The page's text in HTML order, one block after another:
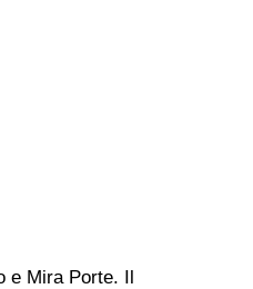
e Mira Porte. Il